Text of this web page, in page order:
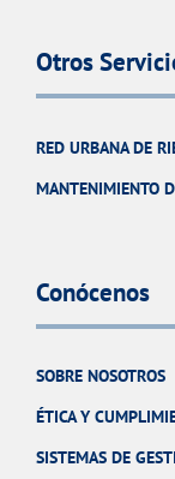
Otros
RED URBANA DE
MANTENIMIENTO
Conócenos
SOBRE NOSOTROS
ÉTICA Y
SISTEMAS DE